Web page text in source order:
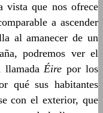
vista que nos ofrece
a ascender
al amanecer de un
podremos ver el
llamadaÉire por los
qué sus habitantes
con el exterior, que